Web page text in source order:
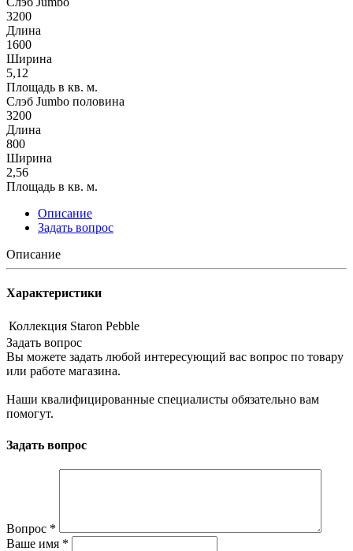
3200
Длина
1600
Ширина
5,12
Площадь в кв. м.
Слэб Jumbo половина
3200
Длина
800
Ширина
2,56
Площадь в кв. м.
Описание
Задать вопрос
Описание
Характеристики
Коллекция Staron Pebble
Задать вопрос
Вы можете задать любой интересующий вас вопрос по товару
или работе магазина.
Наши квалифицированные специалисты обязательно вам
помогут.
Задать вопрос
Вопрос *
Ваше имя *